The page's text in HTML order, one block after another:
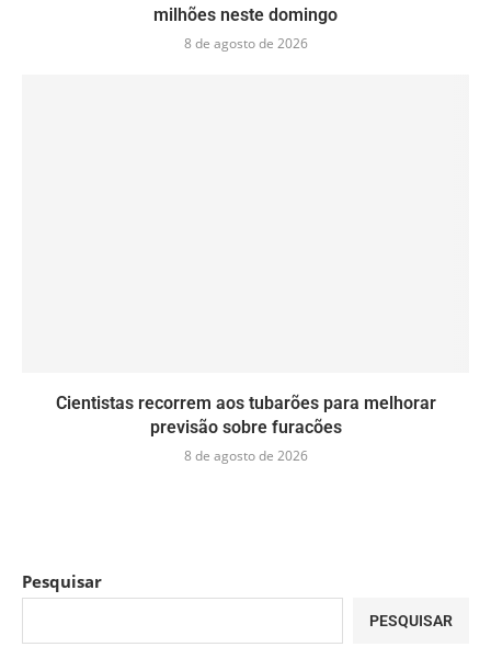
milhões neste domingo
8 de agosto de 2026
Cientistas recorrem aos tubarões para melhorar
previsão sobre furacões
8 de agosto de 2026
Pesquisar
PESQUISAR